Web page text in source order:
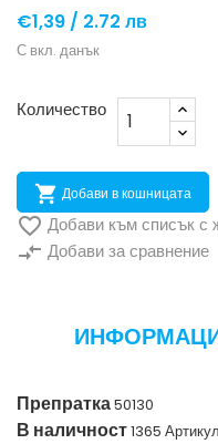
€1,39 / 2.72 лв
С вкл. данък
Количество
 Добави в кошницата
 Добави към списък с
compare_arrows Добави за сравнение
Препратка50130
В наличност1365